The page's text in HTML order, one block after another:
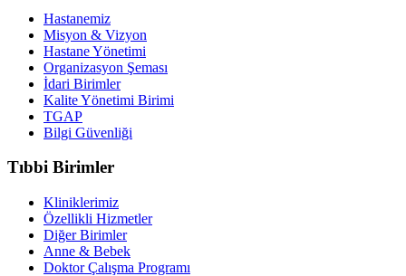
Hastanemiz
Misyon & Vizyon
Hastane Yönetimi
Organizasyon Şeması
İdari Birimler
Kalite Yönetimi Birimi
TGAP
Bilgi Güvenliği
Tıbbi Birimler
Kliniklerimiz
Özellikli Hizmetler
Diğer Birimler
Anne & Bebek
Doktor Çalışma Programı